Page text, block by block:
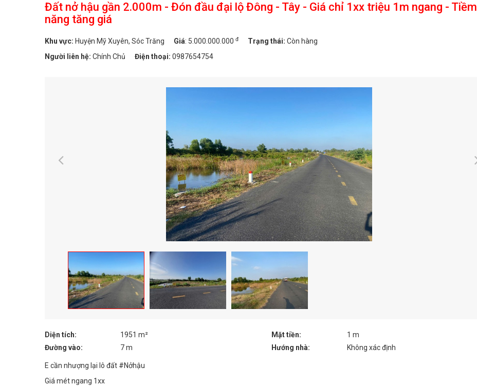
Đất nở hậu gần 2.000m - Đón đầu đại lộ Đông - Tây - Giá chỉ 1xx triệu 1m ngang - Tiềm
năng tăng giá
Khu vực: Huyện Mỹ Xuyên, Sóc Trăng Giá: 5.000.000.000 đ Trạng thái: Còn hàng
Người liên hệ: Chính Chủ Điện thoại: 0987654754
Diện tích: 1951 m² Mặt tiền:
1 m
Đường vào:
7 m Hướng nhà: Không xác định
E cần nhượng lại lô đất #Nởhậu
Giá mét ngang 1xx